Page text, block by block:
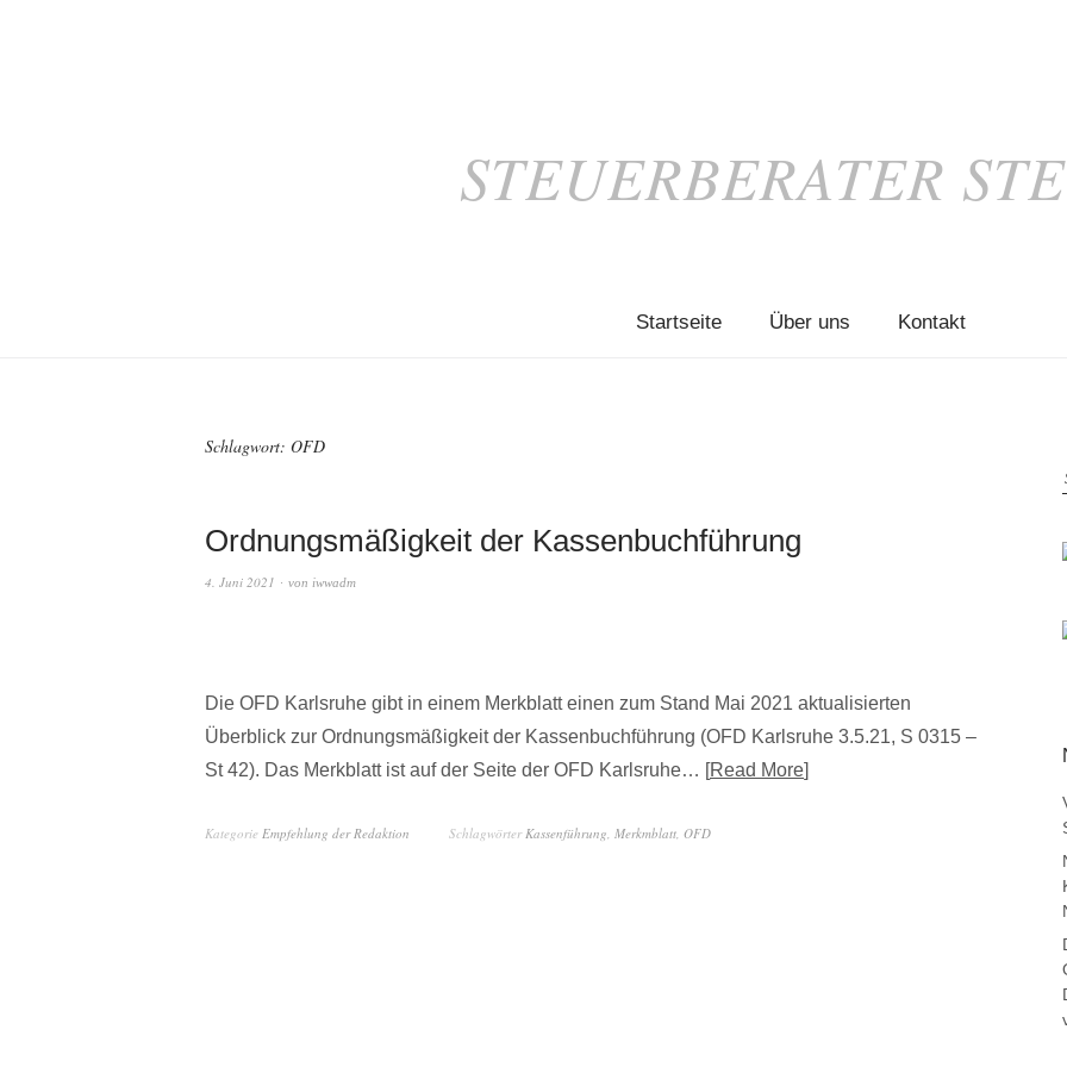
STEUERBERATER
Startseite Über uns Kontakt
Schlagwort: OFD
Ordnungsmäßigkeit der Kassenbuchführung
4. Juni 2021 von iwwadm
Die OFD Karlsruhe gibt in einem Merkblatt einen zum Stand Mai 2021 aktualisierten
Überblick zur Ordnungsmäßigkeit der Kassenbuchführung (OFD Karlsruhe 3.5.21, S 0315 –
St 42). Das Merkblatt ist auf der Seite der OFD Karlsruhe… Read More
Kategorie Empfehlung der Redaktion SchlagwörterKassenführung, Merkmblatt, OFD